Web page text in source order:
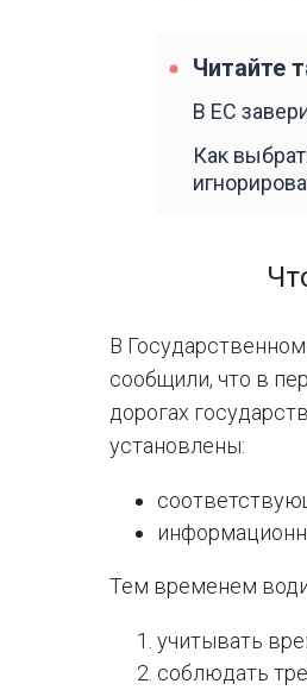
Читайте
В ЕС
Как
В
сообщили, что в
дорогах
установлены:
Тем временем
учитывать
соблюдать